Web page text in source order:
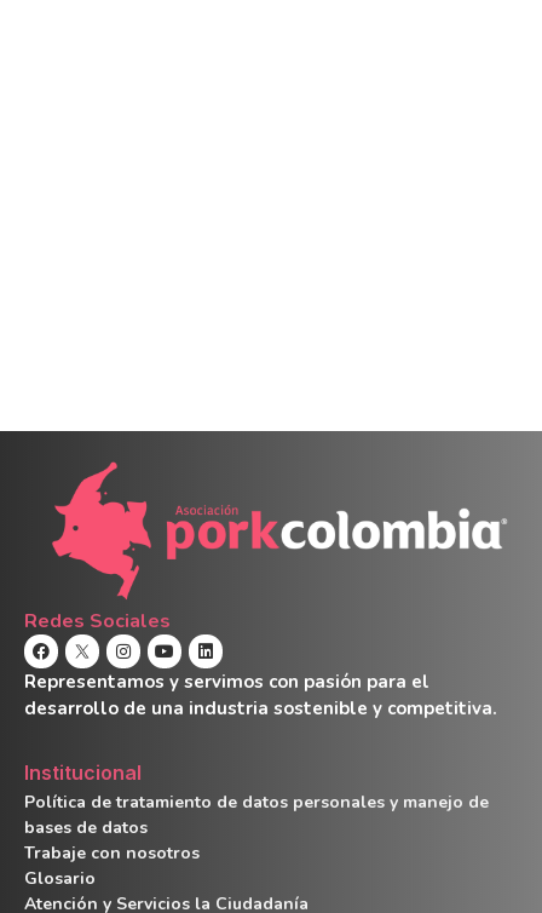
Redes Sociales
Representamos y servimos con pasión para el
desarrollo de una industria sostenible y competitiva.
Institucional
Política de tratamiento de datos personales y manejo de
bases de datos
Trabaje con nosotros
Glosario
Atención y Servicios la Ciudadanía